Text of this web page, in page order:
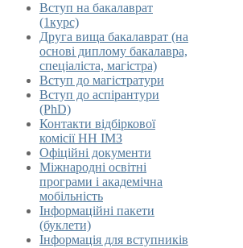
Вступ на бакалаврат
(1курс)
Друга вища бакалаврат (на
основі диплому бакалавра,
спеціаліста, магістра)
Вступ до магістратури
Вступ до аспірантури
(PhD)
Контакти відбіркової
комісії НН ІМЗ
Офіційні документи
Міжнародні освітні
програми і академічна
мобільність
Інформаційні пакети
(буклети)
Інформація для вступників